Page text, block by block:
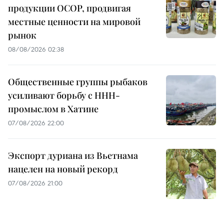
продукции OCOP, продвигая
местные ценности на мировой
рынок
08/08/2026 02:38
Общественные группы рыбаков
усиливают борьбу с ННН-
промыслом в Хатине
07/08/2026 22:00
Экспорт дуриана из Вьетнама
нацелен на новый рекорд
07/08/2026 21:00